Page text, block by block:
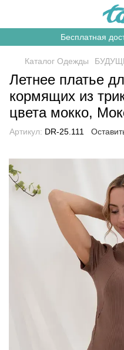
Бесплатная
Каталог Одежды
Летнее платье
кормящих из
цвета мокко,
Артикул: DR-25.111